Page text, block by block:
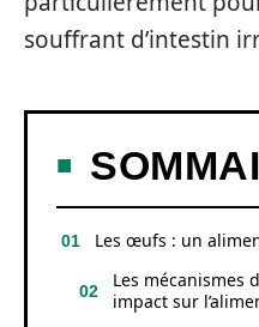
souffrant d’intestin
Les œufs : un
Les mécanismes
impact sur